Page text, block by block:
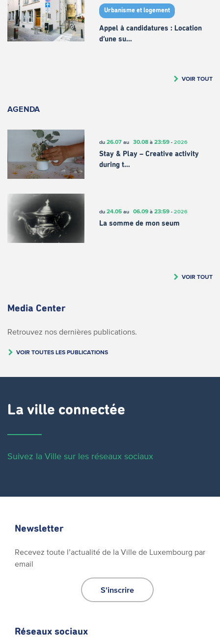
Urbanisme et logement
Appel à candidatures : Location
d’une su…
VOIR TOUT
AGENDA
du 26.07au 30.08à 23:59- 2026
Stay & Play – Creative activity
during t…
du 24.05au 06.09à 23:59- 2026
La somme de mon seum
VOIR TOUT
Media Center
Retrouvez nos dernières publications.
VOIR TOUTES LES PUBLICATIONS
La ville connectée
Suivez la Ville sur les réseaux sociaux
Newsletter
Recevez toute l’actualité de la Ville de Luxembourg par
email
S'inscrire
Réseaux sociaux